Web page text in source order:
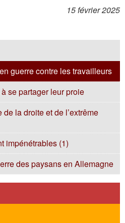
15 février 2025
guerre contre les travailleurs
se partager leur proie
la droite et de l’extrême
impénétrables (1)
des paysans en Allemagne